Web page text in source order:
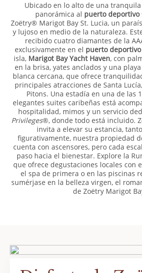
Ubicado en lo alto de una
panorámica al puerto deportivo
Zoëtry® Marigot Bay St. Lucia, un
y lujoso en medio de la naturaleza.
recibido cuatro diamantes de la
exclusivamente en el puerto deportivo
isla, Marigot Bay Yacht Haven, con
en la brisa, yates anclados y una
blanca cercana, que ofrece
principales atracciones de Santa
Pitons. Una estadía en una de las
elegantes suites caribeñas está
hospitalidad, mimos y un servicio
Privileges®, donde todo está incluido.
invita a elevar su estancia,
figurativamente, nuestra propiedad
cuenta con ascensores, pero cada
paso hacia el bienestar. Explore la
que ofrece degustaciones locales con
el spa de primera o en las piscinas
sumérjase en la belleza virgen, el
de Zoëtry Marigot